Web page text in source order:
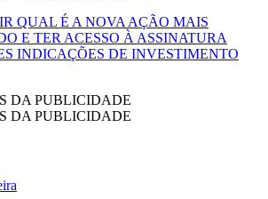
QUAL É A NOVA AÇÃO MAIS
E TER ACESSO À ASSINATURA
INDICAÇÕES DE INVESTIMENTO
DA PUBLICIDADE
DA PUBLICIDADE